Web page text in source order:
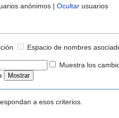
anónimos | Ocultar usuarios
Espacio de nombres
Muestra los
a esos criterios.